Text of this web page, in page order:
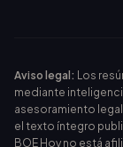
Aviso legal: Los
mediante
asesoramiento
el texto íntegro
BOE Hoy no está